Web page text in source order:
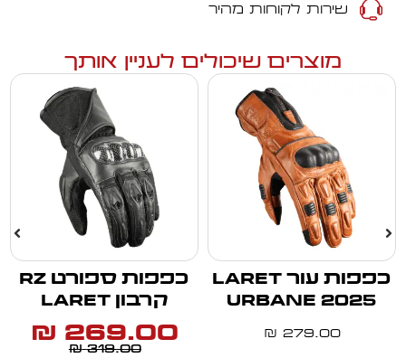
שירות לקוחות מהיר
מוצרים שיכולים לעניין אותך
כפפות עור LARET
URBANE 2025
279.00
₪
כפפות ספורט RZ
קרבון LARET
319.00
₪
269.00
₪